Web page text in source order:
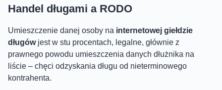
Handel długami a RODO
Umieszczenie danej osoby na internetowej giełdzie
długówjest w stu procentach, legalne, głównie z
prawnego powodu umieszczenia danych dłużnika na
liście – chęci odzyskania długu od nieterminowego
kontrahenta.